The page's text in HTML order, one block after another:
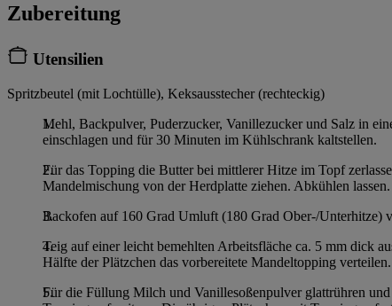
Zubereitung
Utensilien
Spritzbeutel (mit Lochtülle), Keksausstecher (rechteckig)
Mehl, Backpulver, Puderzucker, Vanillezucker und Salz in
einschlagen und für 30 Minuten im Kühlschrank kaltstellen.
Für das Topping die Butter bei mittlerer Hitze im Topf
Mandelmischung von der Herdplatte ziehen. Abkühlen lassen.
Backofen auf 160 Grad Umluft (180 Grad Ober-/Unterhitze)
Teig auf einer leicht bemehlten Arbeitsfläche ca. 5 mm dick
Hälfte der Plätzchen das vorbereitete Mandeltopping
Für die Füllung Milch und Vanillesoßenpulver glattrühren